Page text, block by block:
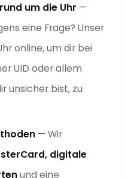
um die Uhr —
eine Frage? Unser
online, um dir bei
UID oder allem
unsicher bist, zu
— Wir
digitale
und eine